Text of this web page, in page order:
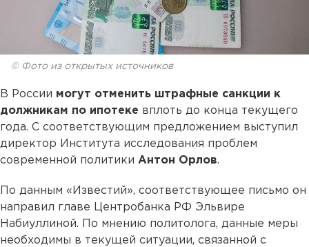
© Фото из открытых источников
В России могут отменить штрафные санкции к
должникам по ипотеке вплоть до конца текущего
года. С соответствующим предложением выступил
директор Института исследования проблем
современной политики Антон Орлов.
По данным «Известий», соответствующее письмо он
направил главе Центробанка РФ Эльвире
Набиуллиной. По мнению политолога, данные меры
необходимы в текущей ситуации, связанной с